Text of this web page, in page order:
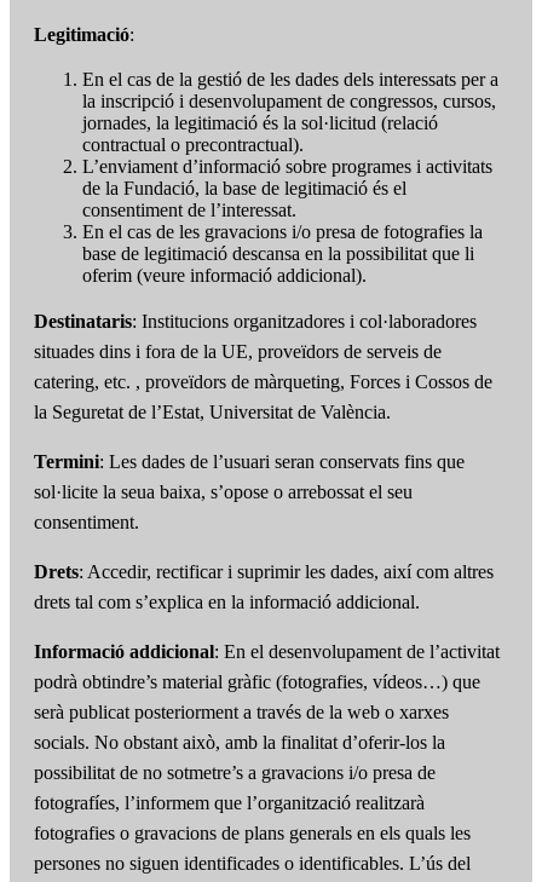
Legitimació:
En el cas de la gestió de les dades dels interessats per a
la inscripció i desenvolupament de congressos, cursos,
jornades, la legitimació és la sol·licitud (relació
contractual o precontractual).
L’enviament d’informació sobre programes i activitats
de la Fundació, la base de legitimació és el
consentiment de l’interessat.
En el cas de les gravacions i/o presa de fotografies la
base de legitimació descansa en la possibilitat que li
oferim (veure informació addicional).
Destinataris: Institucions organitzadores i col·laboradores
situades dins i fora de la UE, proveïdors de serveis de
catering, etc. , proveïdors de màrqueting, Forces i Cossos de
la Seguretat de l’Estat, Universitat de València.
Termini: Les dades de l’usuari seran conservats fins que
sol·licite la seua baixa, s’opose o arrebossat el seu
consentiment.
Drets: Accedir, rectificar i suprimir les dades, així com altres
drets tal com s’explica en la informació addicional.
Informació addicional: En el desenvolupament de l’activitat
podrà obtindre’s material gràfic (fotografies, vídeos…) que
serà publicat posteriorment a través de la web o xarxes
socials. No obstant això, amb la finalitat d’oferir-los la
possibilitat de no sotmetre’s a gravacions i/o presa de
fotografíes, l’informem que l’organització realitzarà
fotografies o gravacions de plans generals en els quals les
persones no siguen identificades o identificables. L’ús del